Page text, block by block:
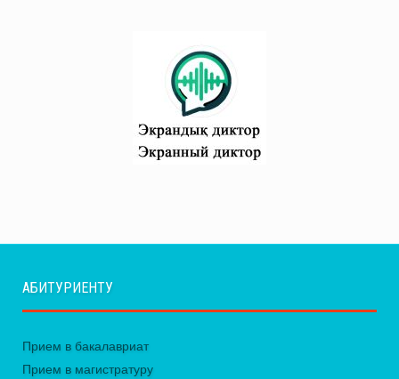
АБИТУРИЕНТУ
Прием в бакалавриат
Прием в магистратуру